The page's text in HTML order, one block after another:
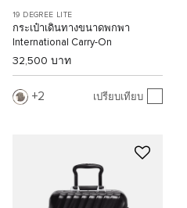
19 DEGREE LITE
กระเป๋าเดินทางขนาดพกพา
International Carry-On
32,500 บาท
2 เปรียบเทียบ